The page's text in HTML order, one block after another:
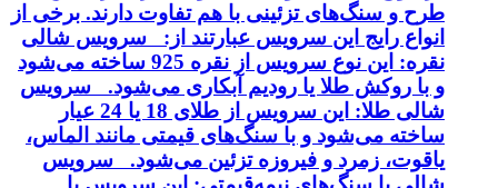
طرح و سنگ‌های تزئینی با هم تفاوت دارند. برخی از
انواع رایج این سرویس عبارتند از: سرویس شالی
نقره: این نوع سرویس از نقره 925 ساخته می‌شود
و با روکش طلا یا رودیم آبکاری می‌شود. سرویس
شالی طلا: این سرویس از طلای 18 یا 24 عیار
ساخته می‌شود و با سنگ‌های قیمتی مانند الماس،
یاقوت، زمرد و فیروزه تزئین می‌شود. سرویس